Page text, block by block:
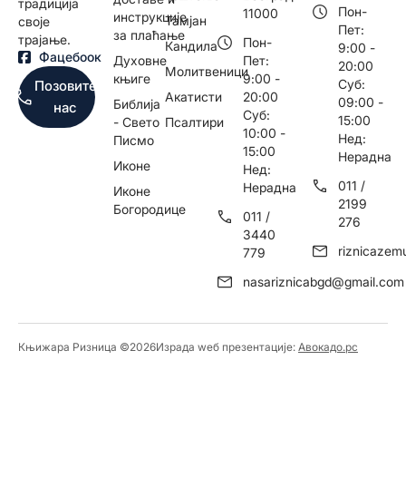
традиција
своје
трајање.
Фацебоок
Позовите
нас
инструкције
за плаћање
Духовне
књиге
Библија
- Свето
Писмо
Иконе
Иконе
Богородице
Тамјан
Кандила
Молитвеници
Акатисти
Псалтири
11000
Пон-
Пет:
9:00 -
20:00
Суб:
10:00 -
15:00
Нед:
Нерадна
011 /
3440
779
nasariznicabgd@gmail.com
Пон-
Пет:
9:00 -
20:00
Суб:
09:00 -
15:00
Нед:
Нерадна
011 /
2199
276
Књижара Ризница ©️2026Израда wеб презентације: Авокадо.рс